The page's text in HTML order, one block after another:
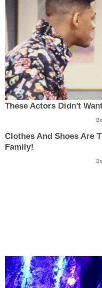
These Actors Didn't
Clothes And Shoes Are
Family!